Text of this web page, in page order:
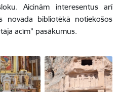
Aicinām interesentus arī
novada bibliotēkā notiekošos
acīm” pasākumus.